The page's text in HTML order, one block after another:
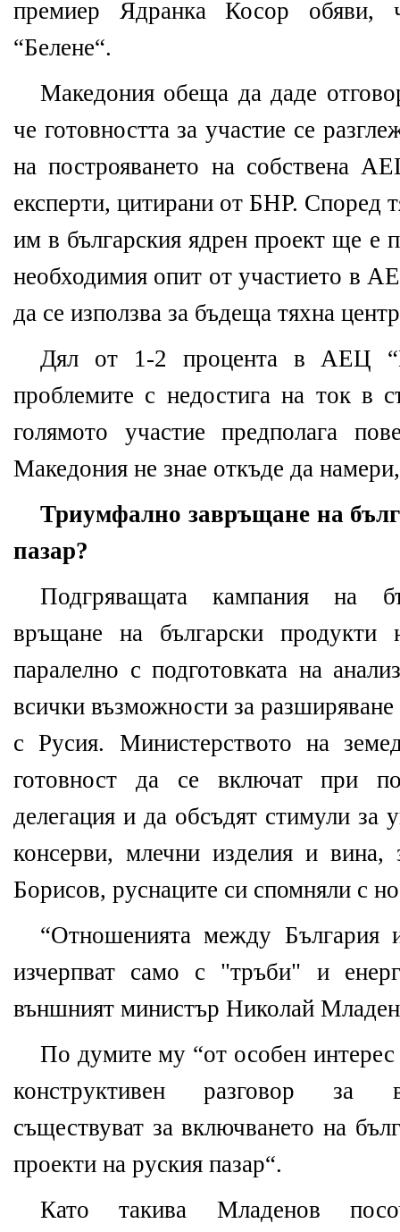
премиер Ядранка Косор обяви,
“Белене“.
Македония обеща да даде
че готовността за участие се
на построяването на собствена
експерти, цитирани от БНР. Според
им в българския ядрен проект ще е
необходимия опит от участието в
да се използва за бъдеща тяхна
Дял от 1-2 процента в АЕЦ
проблемите с недостига на ток в
голямото участие предполага
Македония не знае откъде да
Триумфално завръщане на
пазар?
Подгряващата кампания на
връщане на български продукти
паралелно с подготовката на
всички възможности за
с Русия. Министерството на
готовност да се включат при
делегация и да обсъдят стимули за
консерви, млечни изделия и
Борисов, руснаците си спомняли с
“Отношенията между България
изчерпват само с "тръби" и
външният министър Николай
По думите му “от особен
конструктивен разговор за
съществуват за включването на
проекти на руския пазар“.
Като такива Младенов